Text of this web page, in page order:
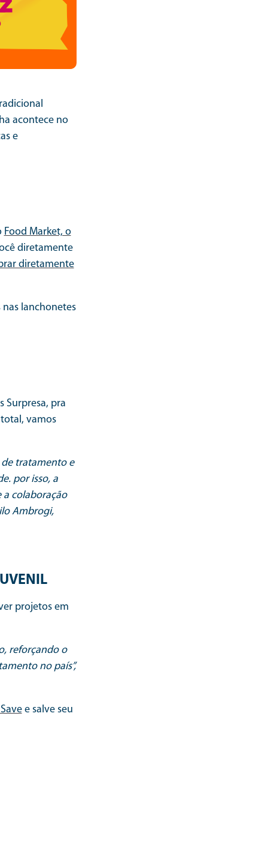
acontece no
e
Food Market, o
diretamente
diretamente
nas lanchonetes
Surpresa, pra
vamos
de tratamento e
por isso, a
a colaboração
Ambrogi,
projetos em
reforçando o
no país”,
e salve seu